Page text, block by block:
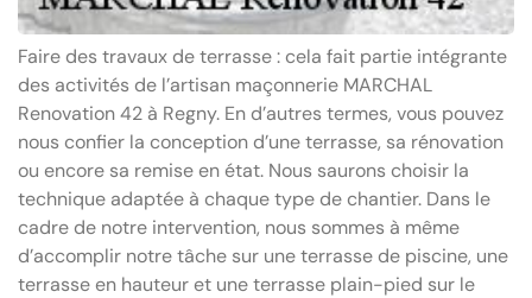
Faire des travaux de terrasse : cela fait partie intégrante
des activités de l’artisan maçonnerie MARCHAL
Renovation 42 à Regny. En d’autres termes, vous pouvez
nous confier la conception d’une terrasse, sa rénovation
ou encore sa remise en état. Nous saurons choisir la
technique adaptée à chaque type de chantier. Dans le
cadre de notre intervention, nous sommes à même
d’accomplir notre tâche sur une terrasse de piscine, une
terrasse en hauteur et une terrasse plain-pied sur le